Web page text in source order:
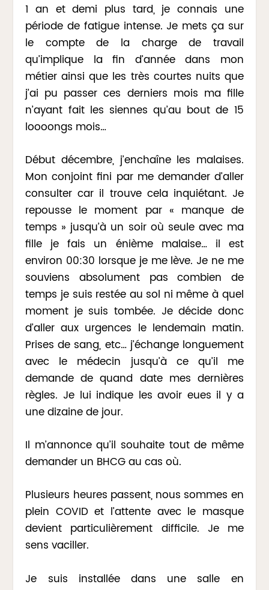
1 an et demi plus tard, je connais une
période de fatigue intense. Je mets ça sur
le compte de la charge de travail
qu’implique la fin d’année dans mon
métier ainsi que les très courtes nuits que
j’ai pu passer ces derniers mois ma fille
n’ayant fait les siennes qu’au bout de 15
loooongs mois…
Début décembre, j’enchaîne les malaises.
Mon conjoint fini par me demander d’aller
consulter car il trouve cela inquiétant. Je
repousse le moment par « manque de
temps » jusqu’à un soir où seule avec ma
fille je fais un énième malaise… il est
environ 00:30 lorsque je me lève. Je ne me
souviens absolument pas combien de
temps je suis restée au sol ni même à quel
moment je suis tombée. Je décide donc
d’aller aux urgences le lendemain matin.
Prises de sang, etc… j’échange longuement
avec le médecin jusqu’à ce qu’il me
demande de quand date mes dernières
règles. Je lui indique les avoir eues il y a
une dizaine de jour.
Il m’annonce qu’il souhaite tout de même
demander un BHCG au cas où.
Plusieurs heures passent, nous sommes en
plein COVID et l’attente avec le masque
devient particulièrement difficile. Je me
sens vaciller.
Je suis installée dans une salle en